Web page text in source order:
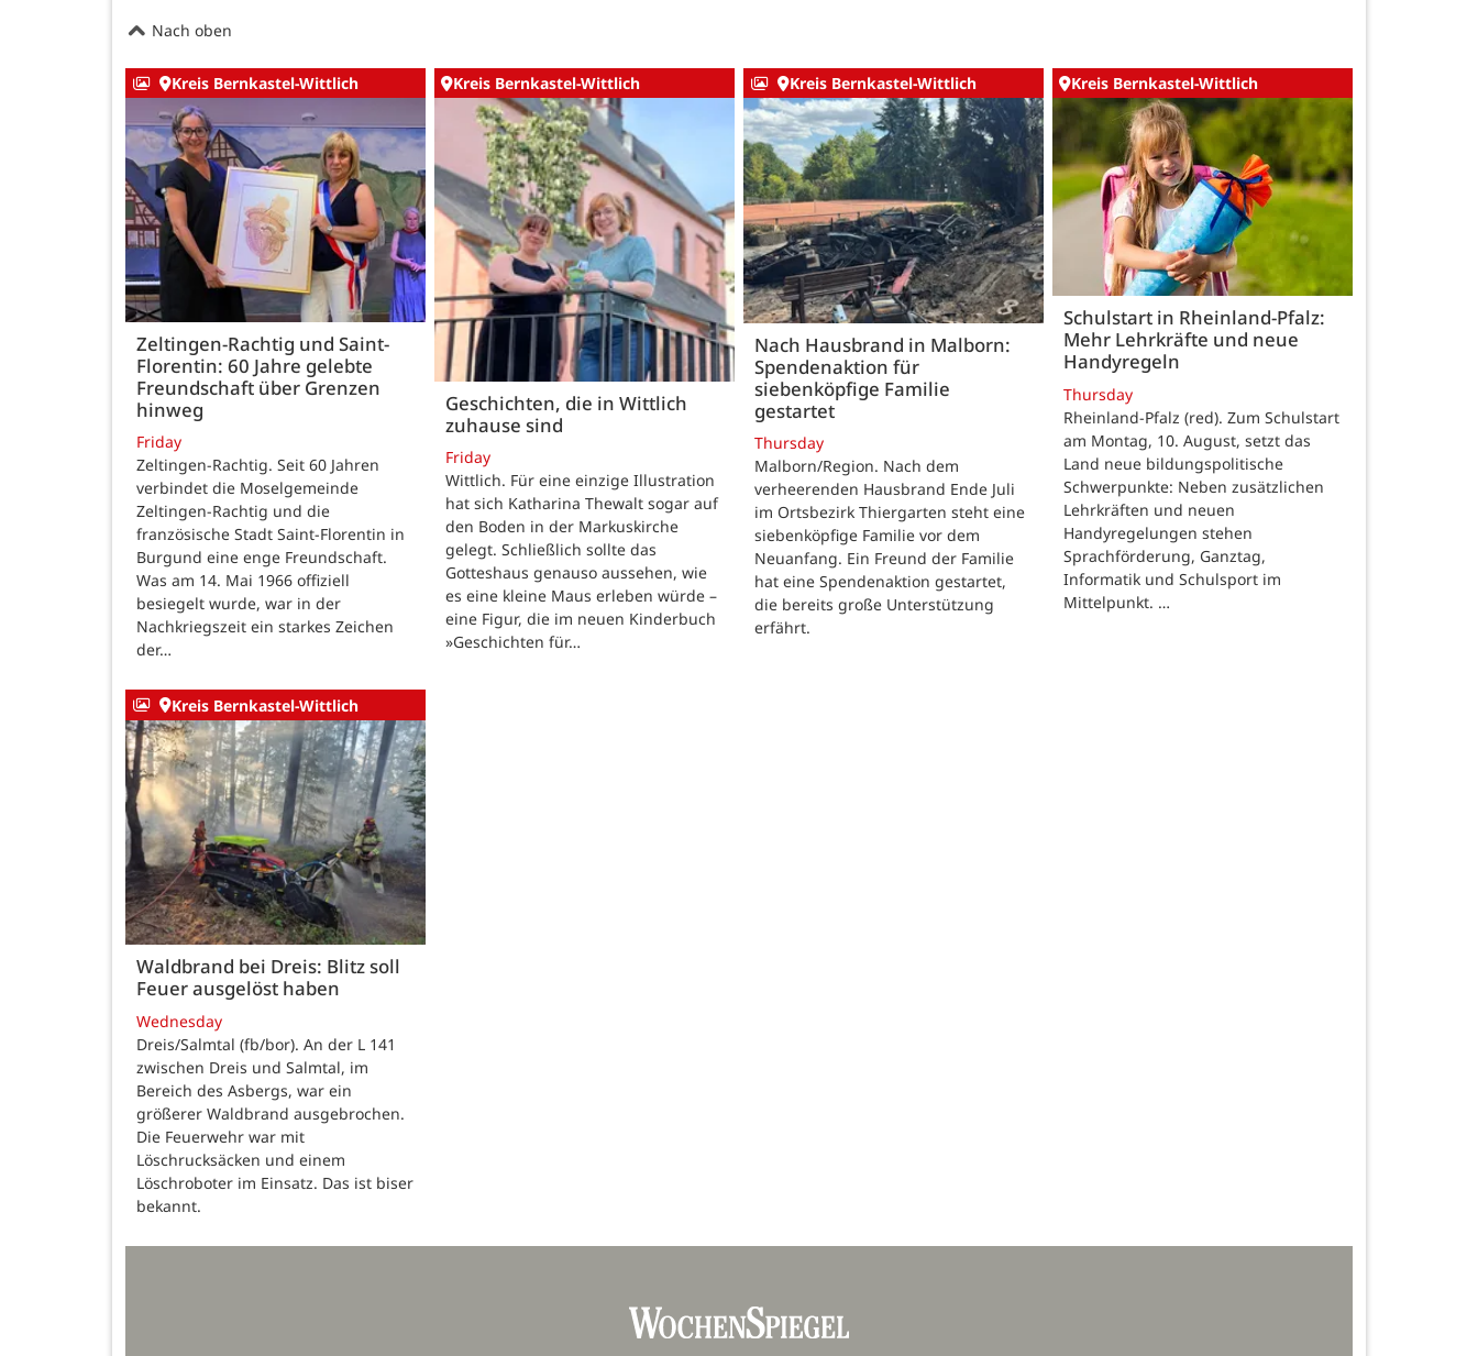
Nach oben
Kreis Bernkastel-Wittlich
Zeltingen-Rachtig und Saint-
Florentin: 60 Jahre gelebte
Freundschaft über Grenzen
hinweg
Friday
Zeltingen-Rachtig. Seit 60 Jahren
verbindet die Moselgemeinde
Zeltingen-Rachtig und die
französische Stadt Saint-Florentin in
Burgund eine enge Freundschaft.
Was am 14. Mai 1966 offiziell
besiegelt wurde, war in der
Nachkriegszeit ein starkes Zeichen
der…
Kreis Bernkastel-Wittlich
Geschichten, die in Wittlich
zuhause sind
Friday
Wittlich. Für eine einzige Illustration
hat sich Katharina Thewalt sogar auf
den Boden in der Markuskirche
gelegt. Schließlich sollte das
Gotteshaus genauso aussehen, wie
es eine kleine Maus erleben würde –
eine Figur, die im neuen Kinderbuch
»Geschichten für…
Kreis Bernkastel-Wittlich
Nach Hausbrand in Malborn:
Spendenaktion für
siebenköpfige Familie
gestartet
Thursday
Malborn/Region. Nach dem
verheerenden Hausbrand Ende Juli
im Ortsbezirk Thiergarten steht eine
siebenköpfige Familie vor dem
Neuanfang. Ein Freund der Familie
hat eine Spendenaktion gestartet,
die bereits große Unterstützung
erfährt.
Kreis Bernkastel-Wittlich
Schulstart in Rheinland-Pfalz:
Mehr Lehrkräfte und neue
Handyregeln
Thursday
Rheinland-Pfalz (red). Zum Schulstart
am Montag, 10. August, setzt das
Land neue bildungspolitische
Schwerpunkte: Neben zusätzlichen
Lehrkräften und neuen
Handyregelungen stehen
Sprachförderung, Ganztag,
Informatik und Schulsport im
Mittelpunkt. …
Kreis Bernkastel-Wittlich
Waldbrand bei Dreis: Blitz soll
Feuer ausgelöst haben
Wednesday
Dreis/Salmtal (fb/bor). An der L 141
zwischen Dreis und Salmtal, im
Bereich des Asbergs, war ein
größerer Waldbrand ausgebrochen.
Die Feuerwehr war mit
Löschrucksäcken und einem
Löschroboter im Einsatz. Das ist biser
bekannt.